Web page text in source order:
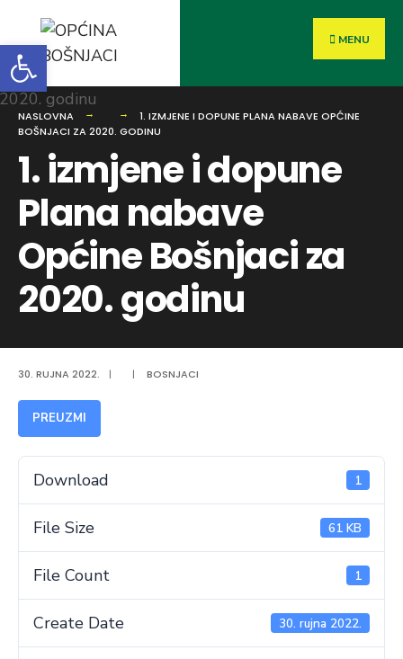
Open toolbar MENU
NASLOVNA
1. IZMJENE I DOPUNE PLANA NABAVE OPĆINE
BOŠNJACI ZA 2020. GODINU
1. izmjene i dopune
Plana nabave
Općine Bošnjaci za
2020. godinu
30. RUJNA 2022. | | BOSNJACI
PREUZMI
Download 1
File Size 61 KB
File Count 1
Create Date 30. rujna 2022.